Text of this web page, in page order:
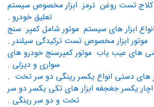
تست روغن ترمز ابزار مخصوص سیستم
تعلیق خودرو .
ابزار های سیستم موتور شامل کمپر سنج
موتور ابزار مخصوص تست ترکیدگی سیلندر .
های عیب یاب موتور کمپرسنج خودرو های
سواری و دیزلی .
های دستی انواع یکسر رینگی دو سر تخت .
اچار یکسر جغجغه ابزار های تکی یکسر دو سر
تخت و دو سر رینگی .